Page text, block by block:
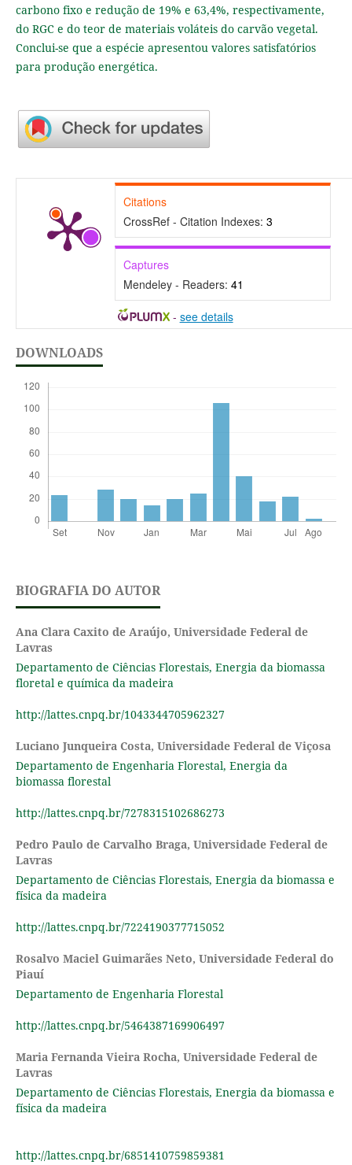
carbono fixo e redução de 19% e 63,4%, respectivamente,
do RGC e do teor de materiais voláteis do carvão vegetal.
Conclui-se que a espécie apresentou valores satisfatórios
para produção energética.
Citations
CrossRef - Citation Indexes: 3
Captures
Mendeley - Readers: 41
- see details
DOWNLOADS
BIOGRAFIA DO AUTOR
Ana Clara Caxito de Araújo, Universidade Federal de
Lavras
Departamento de Ciências Florestais, Energia da biomassa
floretal e química da madeira
http://lattes.cnpq.br/1043344705962327
Luciano Junqueira Costa, Universidade Federal de Viçosa
Departamento de Engenharia Florestal, Energia da
biomassa florestal
http://lattes.cnpq.br/7278315102686273
Pedro Paulo de Carvalho Braga, Universidade Federal de
Lavras
Departamento de Ciências Florestais, Energia da biomassa e
física da madeira
http://lattes.cnpq.br/7224190377715052
Rosalvo Maciel Guimarães Neto, Universidade Federal do
Piauí
Departamento de Engenharia Florestal
http://lattes.cnpq.br/5464387169906497
Maria Fernanda Vieira Rocha, Universidade Federal de
Lavras
Departamento de Ciências Florestais, Energia da biomassa e
física da madeira
http://lattes.cnpq.br/6851410759859381